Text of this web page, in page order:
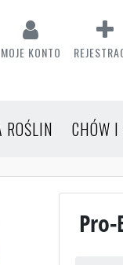
MOJE KONTO
ROŚLIN CHÓW